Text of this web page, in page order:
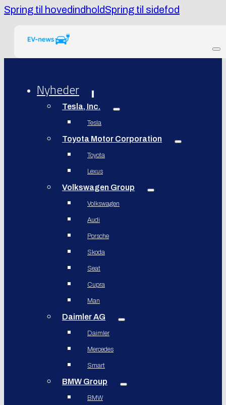
Spring til hovedindholdSpring til sidefod
Nyheder
Tesla, Inc.
Tesla
Toyota Motor Corporation
Toyota
Lexus
Volkswagen Group
Volkswagen
Audi
Porsche
Skoda
Seat
Cupra
Man
Daimler AG
Daimler
Mercedes
Smart
BMW Group
BMW